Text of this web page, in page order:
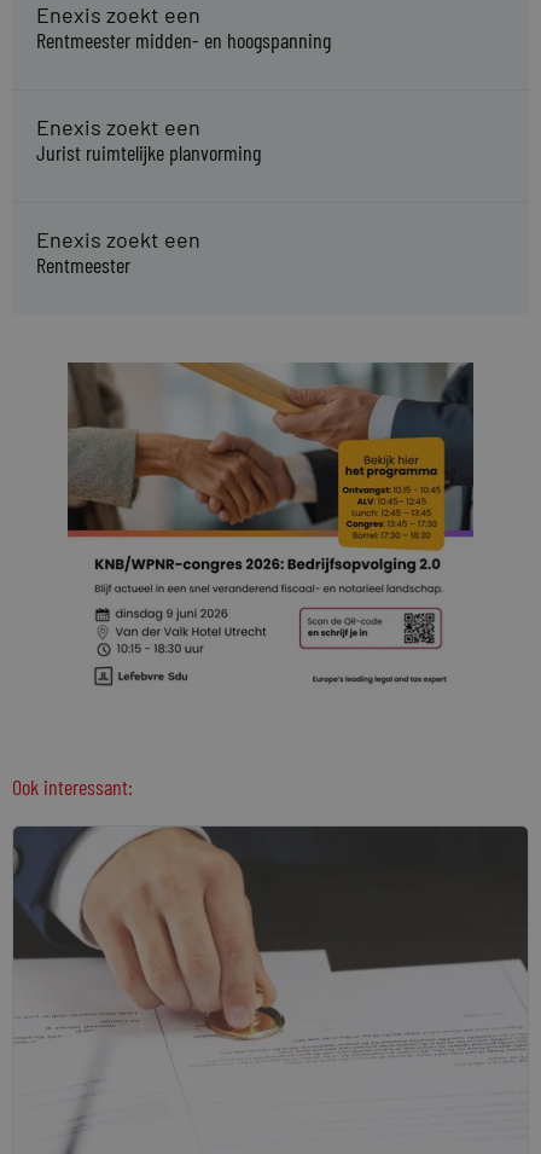
Enexis zoekt een
Rentmeester midden- en hoogspanning
Enexis zoekt een
Jurist ruimtelijke planvorming
Enexis zoekt een
Rentmeester
Ook interessant: